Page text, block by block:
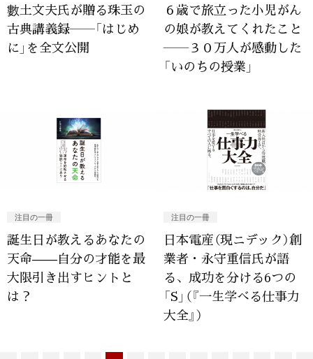
數土文夫氏が贈る珠玉の
古典講義録――「はじめ
に」を全文公開
６歳で旅立った小児がん
の娘が教えてくれたこと
――３０万人が感動した
「いのちの授業」
注目の一冊
誕生日が教えるあなたの
天命——自分の才能を最
大限引き出すヒントと
は？
注目の一冊
日本電産（現ニデック）創
業者・永守重信氏が語
る、成功を分ける6つの
「S」（『一生学べる仕事力
大全』）